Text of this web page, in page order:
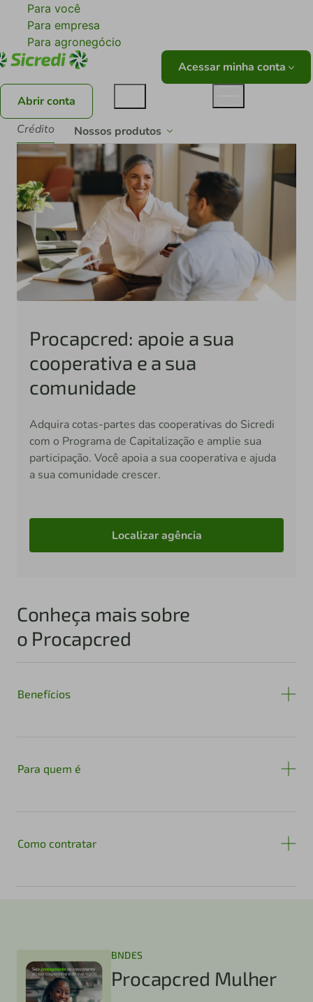
Para você
Para empresa
Para agronegócio
Acessar minha conta
Abrir conta
Crédito
Nossos produtos
Procapcred: apoie a sua
cooperativa e a sua
comunidade
Adquira cotas-partes das cooperativas do Sicredi
com o Programa de Capitalização e amplie sua
participação. Você apoia a sua cooperativa e ajuda
a sua comunidade crescer.
Localizar agência
Conheça mais sobre
o Procapcred
Benefícios
Para quem é
Como contratar
BNDES
Procapcred Mulher